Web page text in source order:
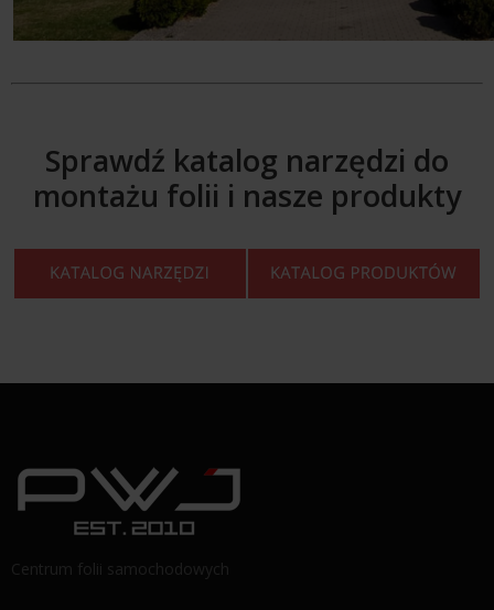
Sprawdź katalog narzędzi do
montażu folii i nasze produkty
Centrum folii samochodowych